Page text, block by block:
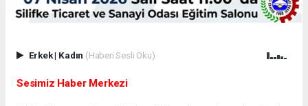
Erkek| Kadın (Haberi Sesli Oku)
Sesimiz Haber Merkezi